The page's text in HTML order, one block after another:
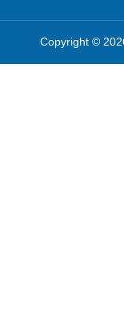
Copyright ©